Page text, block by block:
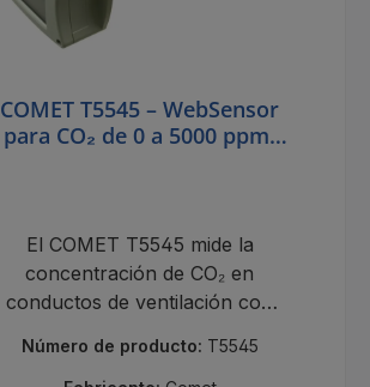
COMET T5545 – WebSensor
para CO₂ de 0 a 5000 ppm,
El COMET T5545 mide la
concentración de CO₂ en
conductos de ventilación con
nube y un sensor NDIR.
Número de producto: T5545